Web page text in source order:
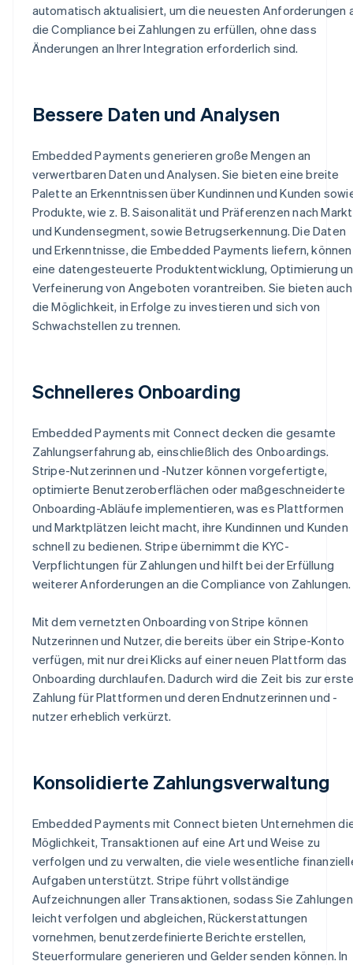
automatisch aktualisiert, um die neuesten Anforderungen
die Compliance bei Zahlungen zu erfüllen, ohne dass
Änderungen an Ihrer Integration erforderlich sind.
Bessere Daten und Analysen
Embedded Payments generieren große Mengen an
verwertbaren Daten und Analysen. Sie bieten eine breite
Palette an Erkenntnissen über Kundinnen und Kunden
Produkte, wie z. B. Saisonalität und Präferenzen nach Markt
und Kundensegment, sowie Betrugserkennung. Die Daten
und Erkenntnisse, die Embedded Payments liefern, können
eine datengesteuerte Produktentwicklung, Optimierung
Verfeinerung von Angeboten vorantreiben. Sie bieten auch
die Möglichkeit, in Erfolge zu investieren und sich von
Schwachstellen zu trennen.
Schnelleres Onboarding
Embedded Payments mit Connect decken die gesamte
Zahlungserfahrung ab, einschließlich des Onboardings.
Stripe-Nutzerinnen und -Nutzer können vorgefertigte,
optimierte Benutzeroberflächen oder maßgeschneiderte
Onboarding-Abläufe implementieren, was es Plattformen
und Marktplätzen leicht macht, ihre Kundinnen und Kunden
schnell zu bedienen. Stripe übernimmt die KYC-
Verpflichtungen für Zahlungen und hilft bei der Erfüllung
weiterer Anforderungen an die Compliance von Zahlungen.
Mit dem vernetzten Onboarding von Stripe können
Nutzerinnen und Nutzer, die bereits über ein Stripe-Konto
verfügen, mit nur drei Klicks auf einer neuen Plattform das
Onboarding durchlaufen. Dadurch wird die Zeit bis zur
Zahlung für Plattformen und deren Endnutzerinnen und -
nutzer erheblich verkürzt.
Konsolidierte Zahlungsverwaltung
Embedded Payments mit Connect bieten Unternehmen
Möglichkeit, Transaktionen auf eine Art und Weise zu
verfolgen und zu verwalten, die viele wesentliche
Aufgaben unterstützt. Stripe führt vollständige
Aufzeichnungen aller Transaktionen, sodass Sie Zahlungen
leicht verfolgen und abgleichen, Rückerstattungen
vornehmen, benutzerdefinierte Berichte erstellen,
Steuerformulare generieren und Gelder senden können. In